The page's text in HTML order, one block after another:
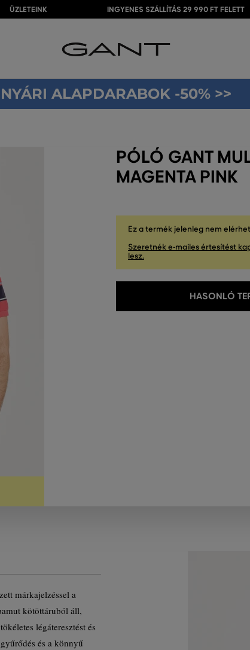
ÜZLETEINK INGYENES SZÁLLÍTÁS 29 990 FT FELETT
NYÁRI ALAPDARABOK -50% >>
PÓLÓ GANT
MAGENTA PINK
Ez a termék jelenleg nem
Szeretnék e-mailes értesítést
lesz.
HASONLÓ
márkajelzéssel a
kötöttáruból áll,
légáteresztést és
és a könnyű